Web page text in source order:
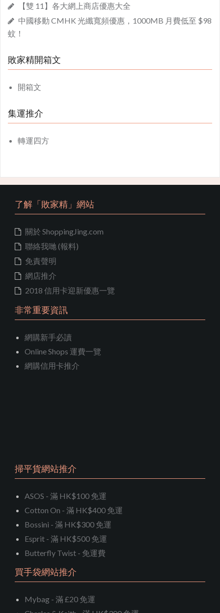
【雙 11】各大網上商店優惠大全
中國移動 CMHK 光纖寬頻優惠，1000MB 月費低至 $98
蚊！
敗家精開箱文
開箱文
集運推介
轉運四方
了解「敗家精」網站
關於 ShoppingJing.com
聯絡我哋 (報料)
免責聲明
網店推介
2018 信用卡迎新優惠一覽
非常重要資訊
網購新手必讀
Online Shops 運費一覽
網購信用卡推介
掃平貨網站推介
ASOS - 滿 HK$100 免運
Cotton On - 滿 HK$400 免運
Bossini - 滿 HK$300 免運
Esprit - 滿 HK$500 免運
Butterfly Twist - 免運費
買手袋網站推介
Mybag - 滿 £20 免運